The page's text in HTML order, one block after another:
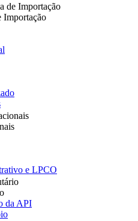
de Importação
Importação
e LPCO
da API